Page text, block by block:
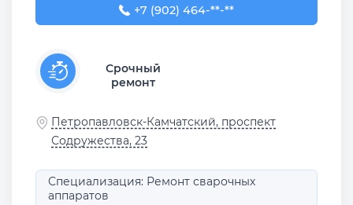
+7 (902) 464-33-00
+7 (902) 464-**-**
Срочный
ремонт
Петропавловск-Камчатский, проспект
Содружества, 23
Специализация: Ремонт сварочных
аппаратов